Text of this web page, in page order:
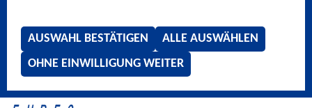
AUSWAHL BESTÄTIGEN
ALLE AUSWÄHLEN
OHNE EINWILLIGUNG WEITER